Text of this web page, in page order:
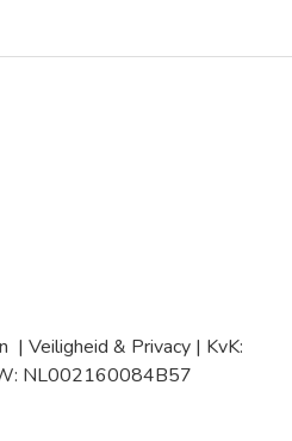
| Veiligheid & Privacy| KvK:
NL002160084B57